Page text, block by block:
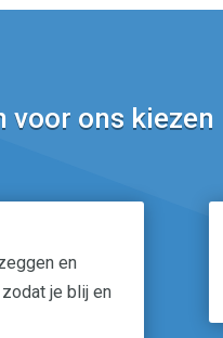
voor ons kiezen
en
je blij en